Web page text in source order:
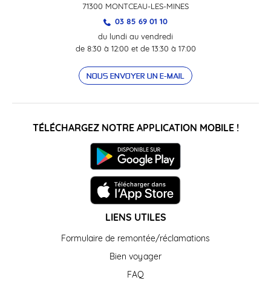
71300 MONTCEAU-LES-MINES
03 85 69 01 10
du lundi au vendredi
de 8:30 à 12:00 et de 13:30 à 17:00
NOUS ENVOYER UN E-MAIL
TÉLÉCHARGEZ NOTRE APPLICATION MOBILE !
LIENS UTILES
Formulaire de remontée/réclamations
Bien voyager
FAQ